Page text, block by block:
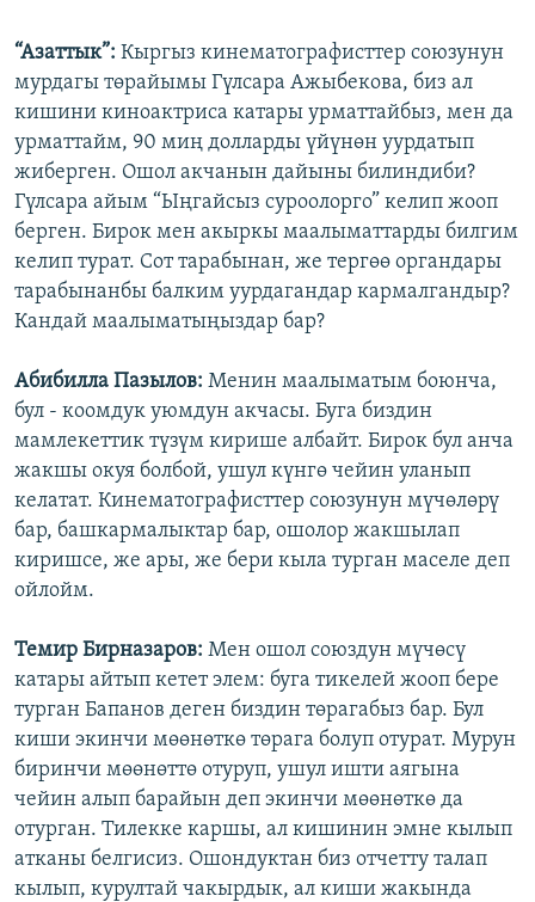
“Азаттык”: Кыргыз кинематографисттер союзунун
мурдагы төрайымы Гүлсара Ажыбекова, биз ал
кишини киноактриса катары урматтайбыз, мен да
урматтайм, 90 миң долларды үйүнөн уурдатып
жиберген. Ошол акчанын дайыны билиндиби?
Гүлсара айым “Ыңгайсыз суроолорго” келип жооп
берген. Бирок мен акыркы маалыматтарды билгим
келип турат. Сот тарабынан, же тергөө органдары
тарабынанбы балким уурдагандар кармалгандыр?
Кандай маалыматыңыздар бар?
Абибилла Пазылов: Менин маалыматым боюнча,
бул - коомдук уюмдун акчасы. Буга биздин
мамлекеттик түзүм кирише албайт. Бирок бул анча
жакшы окуя болбой, ушул күнгө чейин уланып
келатат. Кинематографисттер союзунун мүчөлөрү
бар, башкармалыктар бар, ошолор жакшылап
киришсе, же ары, же бери кыла турган маселе деп
ойлойм.
Темир Бирназаров: Мен ошол союздун мүчөсү
катары айтып кетет элем: буга тикелей жооп бере
турган Бапанов деген биздин төрагабыз бар. Бул
киши экинчи мөөнөткө төрага болуп отурат. Мурун
биринчи мөөнөттө отуруп, ушул ишти аягына
чейин алып барайын деп экинчи мөөнөткө да
отурган. Тилекке каршы, ал кишинин эмне кылып
атканы белгисиз. Ошондуктан биз отчетту талап
кылып, курултай чакырдык, ал киши жакында